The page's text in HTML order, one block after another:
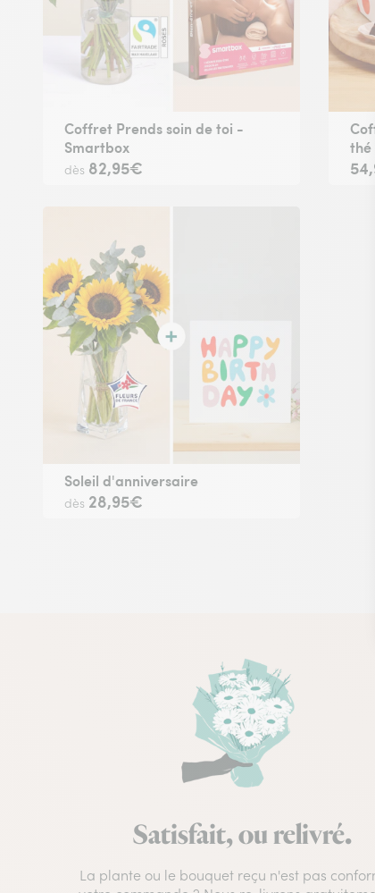
Coffret Prends soin de toi -
Smartbox
dès 82,95€
thé
Soleil d'anniversaire
dès 28,95€
Satisfait, ou relivré.
La plante ou le bouquet reçu n'est pas